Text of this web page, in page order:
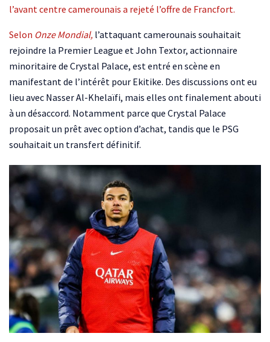
l’avant centre camerounais a rejeté l’offre de Francfort.
Selon Onze Mondial, l’attaquant camerounais souhaitait
rejoindre la Premier League et John Textor, actionnaire
minoritaire de Crystal Palace, est entré en scène en
manifestant de l’intérêt pour Ekitike. Des discussions ont eu
lieu avec Nasser Al-Khelaïfi, mais elles ont finalement abouti
à un désaccord. Notamment parce que Crystal Palace
proposait un prêt avec option d’achat, tandis que le PSG
souhaitait un transfert définitif.